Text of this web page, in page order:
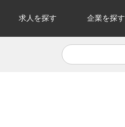
求人を探す 企業を探す